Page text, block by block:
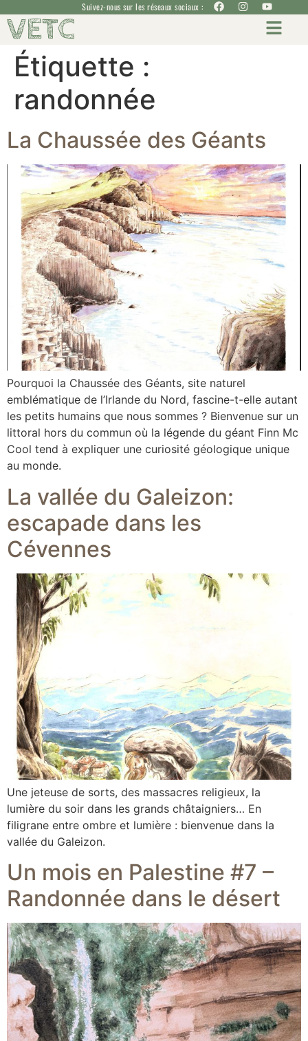
Suivez-nous sur les réseaux sociaux :
VETC
Étiquette :
randonnée
La Chaussée des Géants
Pourquoi la Chaussée des Géants, site naturel
emblématique de l’Irlande du Nord, fascine-t-elle autant
les petits humains que nous sommes ? Bienvenue sur un
littoral hors du commun où la légende du géant Finn Mc
Cool tend à expliquer une curiosité géologique unique
au monde.
La vallée du Galeizon:
escapade dans les
Cévennes
Une jeteuse de sorts, des massacres religieux, la
lumière du soir dans les grands châtaigniers… En
filigrane entre ombre et lumière : bienvenue dans la
vallée du Galeizon.
Un mois en Palestine #7 –
Randonnée dans le désert